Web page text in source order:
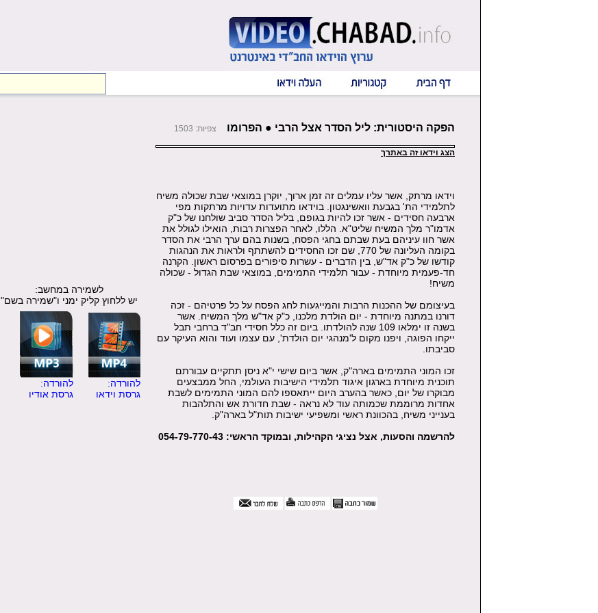
הפקה היסטורית: ליל הסדר אצל הרבי ● הפרומו צפיות: 1503
הצג וידאו זה באתרך
וידאו מרתק, אשר עליו עמלים זה זמן ארוך, יוקרן במוצאי שבת שכולה משיח
לתלמידי הת' בגבעת וואשינגטון. בוידאו מתועדות עדויות מרתקות מפי
ארבעה חסידים - אשר זכו להיות בגופם, בליל הסדר סביב שולחנו של כ"ק
אדמו"ר מלך המשיח שליט"א. הללו, לאחר הפצרות רבות, הואילו לגולל את
אשר חוו עיניהם בעת שבתם בחגי הפסח, בשנות בהם ערך הרבי את הסדר
בקומה העליונה של 770, שם זכו החסידים להשתתף ולראות את הנהגות
קודשו של כ"ק אד"ש, בין הדברים - עשרות סיפורים בפרסום ראשון. הקרנה
חד-פעמית מיוחדת - עבור תלמידי התמימים, במוצאי שבת הגדול - שכולה
משיח!
בעיצומם של ההכנות הרבות והמייגעות לחג הפסח על כל פרטיהם - זכה
דורנו במתנה מיוחדת - יום הולדת מלכנו, כ"ק אד"ש מלך המשיח. אשר
בשנה זו ימלאו 109 שנה להולדתו. ביום זה כלל חסידי חב"ד ברחבי תבל
ייקחו הפוגה, ויפנו מקום ל'מנהגי יום הולדת', עם עצמו ועוד והוא העיקר עם
סביבתו.
זכו המוני התמימים בארה"ק, אשר ביום שישי י"א ניסן תתקיים עבורתם
תוכנית מיוחדת בארגון איגוד תלמידי הישיבות העולמי, החל ממבצעים
מבוקרו של יום, כאשר בהערב היום ייתאספו להם המוני התמימים לשבת
אחדות מרוממת שכמותה עוד לא נראה - שבת חדורת אש והתלהבות
בענייני משיח, בהכוונת ראשי ומשפיעי ישיבות תות"ל בארה"ק.
להרשמה והסעות, אצל נציגי הקהילות, ובמוקד הראשי: ‎054-79-770-43‏
לשמירה במחשב:
יש ללחוץ קליק ימני ו"שמירה בשם"
להורדה:
גרסת וידאו
להורדה:
גרסת אודיו